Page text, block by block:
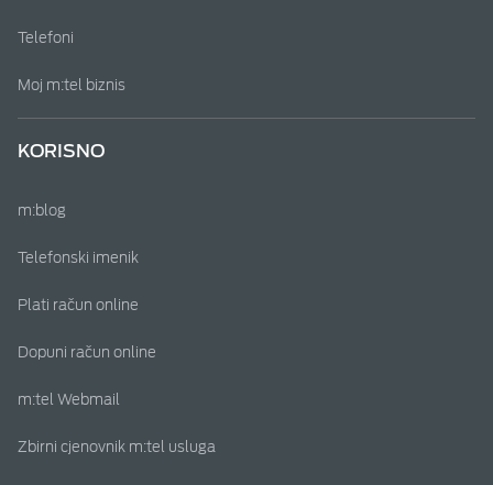
Telefoni
Moj m:tel biznis
KORISNO
m:blog
Telefonski imenik
Plati račun online
Dopuni račun online
m:tel Webmail
Zbirni cjenovnik m:tel usluga